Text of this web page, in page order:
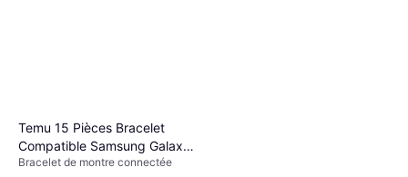
Temu 15 Pièces Bracelet
Compatible Samsung Galaxy
Watch Ultra 47mm
Bracelet de montre connectée